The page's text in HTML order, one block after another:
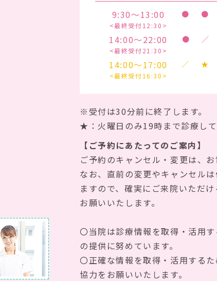
9:30～13:00
<最終受付12:30>
● ●
14:00～22:00
<最終受付21:30>
● ／
14:00～17:00
<最終受付16:30>
／ ★
※受付は30分前に終了します。
★：火曜日のみ19時まで診療して
【ご予約にあたってのご案内】
ご予約のキャンセル・変更は、
なお、直前の変更やキャンセル
ますので、確実にご来院いただ
お願いいたします。
〇当院は診療情報を取得・活用
の提供に努めています。
〇正確な情報を取得・活用する
協力をお願いいたします。